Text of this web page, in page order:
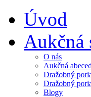
Úvod
Aukčná
O nás
Aukčná
Dražobný
Dražobný
Blogy